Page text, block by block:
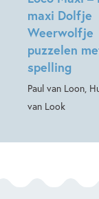
maxi Dolfje
Weerwolfje
puzzelen
spelling
Paul van Loon,
van Look